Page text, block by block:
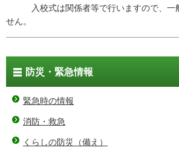
入校式は関係者等で行いますので、一
せん。
防災・緊急情報
緊急時の情報
消防・救急
くらしの防災（備え）